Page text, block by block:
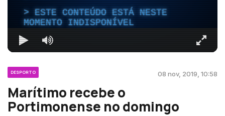
ESTE CONTEÚDO ESTÁ NESTE
MOMENTO INDISPONÍVEL
DESPORTO 08 nov, 2019, 10:58
Marítimo recebe o
Portimonense no domingo